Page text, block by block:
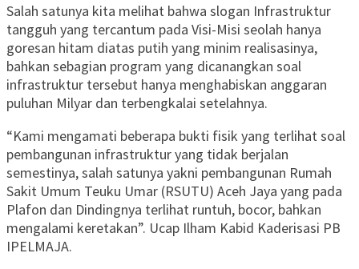
Salah satunya kita melihat bahwa slogan Infrastruktur
tangguh yang tercantum pada Visi-Misi seolah hanya
goresan hitam diatas putih yang minim realisasinya,
bahkan sebagian program yang dicanangkan soal
infrastruktur tersebut hanya menghabiskan anggaran
puluhan Milyar dan terbengkalai setelahnya.
“Kami mengamati beberapa bukti fisik yang terlihat soal
pembangunan infrastruktur yang tidak berjalan
semestinya, salah satunya yakni pembangunan Rumah
Sakit Umum Teuku Umar (RSUTU) Aceh Jaya yang pada
Plafon dan Dindingnya terlihat runtuh, bocor, bahkan
mengalami keretakan”. Ucap Ilham Kabid Kaderisasi PB
IPELMAJA.